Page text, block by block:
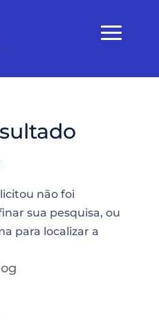
não foi
sua pesquisa, ou
para localizar a